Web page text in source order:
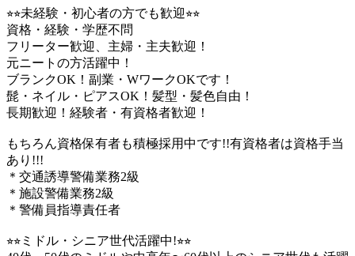
⭐︎⭐︎未経験・初心者の方でも歓迎⭐︎⭐︎
資格・経験・学歴不問
フリーター歓迎、主婦・主夫歓迎！
元ニートの方活躍中！
ブランクOK！副業・WワークOKです！
髭・ネイル・ピアスOK！髪型・髪色自由！
長期歓迎！経験者・有資格者歓迎！
もちろん資格保有者も積極採用中です!!有資格者は資格手当
あり!!!
＊交通誘導警備業務2級
＊施設警備業務2級
＊警備員指導責任者
⭐︎⭐︎ミドル・シニア世代活躍中!⭐︎⭐︎